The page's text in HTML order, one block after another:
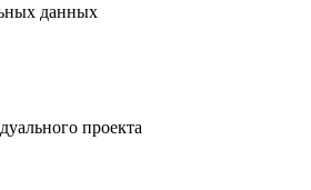
данных
проекта